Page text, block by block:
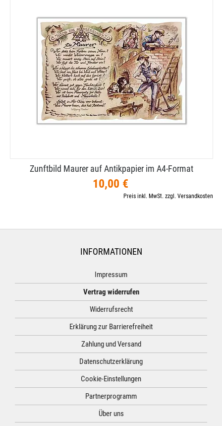
Zunftbild Maurer auf Antikpapier im A4-​Format
10,00 €
Preis inkl. MwSt. zzgl. Versandkosten
INFORMATIONEN
Impressum
Vertrag widerrufen
Widerrufsrecht
Erklärung zur Barrierefreiheit
Zahlung und Versand
Datenschutzerklärung
Cookie-Einstellungen
Partnerprogramm
Über uns